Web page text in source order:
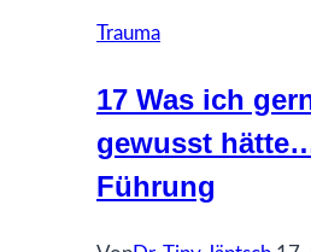
Trauma
17 Was ich
gewusst
Führung